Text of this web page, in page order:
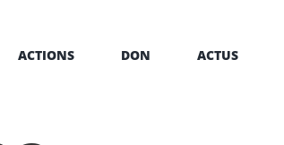
ACTIONS DON ACTUS